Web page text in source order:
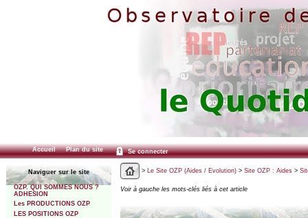
Accueil Plan du site Se connecter
Naviguer sur le site
OZP. QUI SOMMES NOUS ?
ADHESION
Les PRODUCTIONS OZP
LES POSITIONS OZP
> Le Site OZP (Aides / Evolution)> Site OZP : Aides>
Voir à gauche les mots-clés liés à cet article